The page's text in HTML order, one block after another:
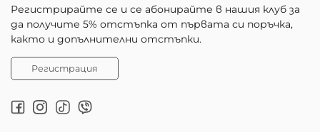
Регистрирайте се и се абонирайте в нашия клуб за
да получите 5% отстъпка от първата си поръчка,
както и допълнителни отстъпки.
Регистрация